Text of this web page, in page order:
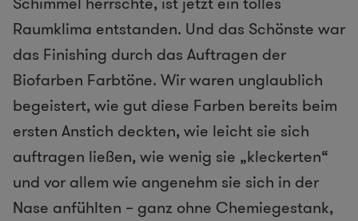
Raumklima entstanden. Und das Schönste war
das Finishing durch das Auftragen der
Biofarben Farbtöne. Wir waren unglaublich
begeistert, wie gut diese Farben bereits beim
ersten Anstich deckten, wie leicht sie sich
auftragen ließen, wie wenig sie „kleckerten“
und vor allem wie angenehm sie sich in der
Nase anfühlten – ganz ohne Chemiegestank,